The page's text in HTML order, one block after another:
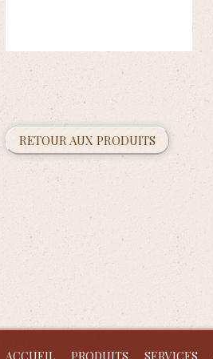
RETOUR AUX PRODUITS
ACCUEIL PRODUITS SERVICES